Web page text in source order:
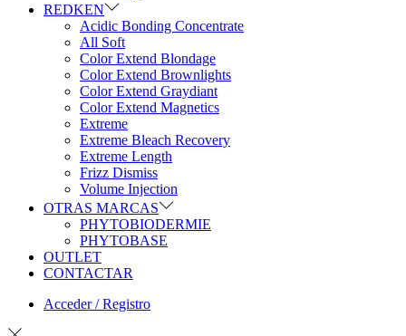
REDKEN
Acidic Bonding Concentrate
All Soft
Color Extend Blondage
Color Extend Brownlights
Color Extend Graydiant
Color Extend Magnetics
Extreme
Extreme Bleach Recovery
Extreme Length
Frizz Dismiss
Volume Injection
OTRAS MARCAS
PHYTOBIODERMIE
PHYTOBASE
OUTLET
CONTACTAR
Acceder / Registro